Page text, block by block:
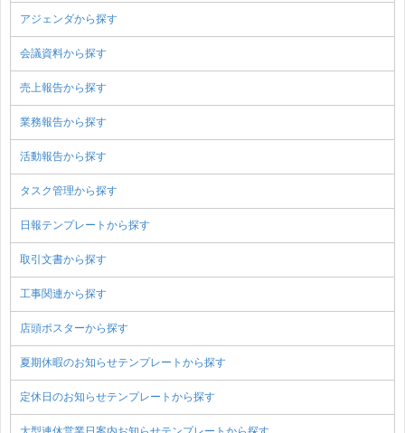
アジェンダから探す
会議資料から探す
売上報告から探す
業務報告から探す
活動報告から探す
タスク管理から探す
日報テンプレートから探す
取引文書から探す
工事関連から探す
店頭ポスターから探す
夏期休暇のお知らせテンプレートから探す
定休日のお知らせテンプレートから探す